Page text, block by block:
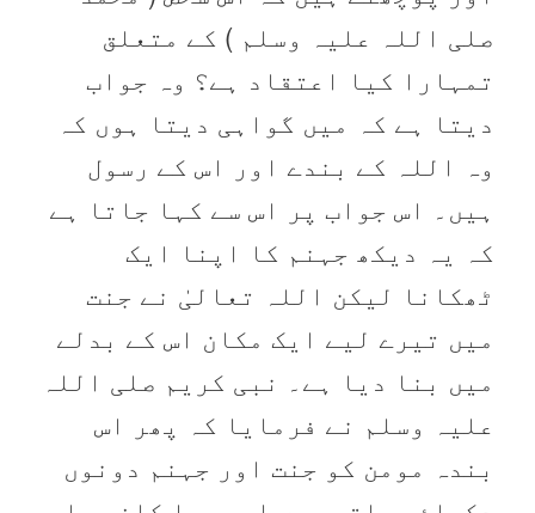
صلی اللہ علیہ وسلم ) کے متعلق
تمہارا کیا اعتقاد ہے؟ وہ جواب
دیتا ہے کہ میں گواہی دیتا ہوں کہ
وہ اللہ کے بندے اور اس کے رسول
ہیں۔ اس جواب پر اس سے کہا جاتا ہے
کہ یہ دیکھ جہنم کا اپنا ایک
ٹھکانا لیکن اللہ تعالیٰ نے جنت
میں تیرے لیے ایک مکان اس کے بدلے
میں بنا دیا ہے۔ نبی کریم صلی اللہ
علیہ وسلم نے فرمایا کہ پھر اس
بندہ مومن کو جنت اور جہنم دونوں